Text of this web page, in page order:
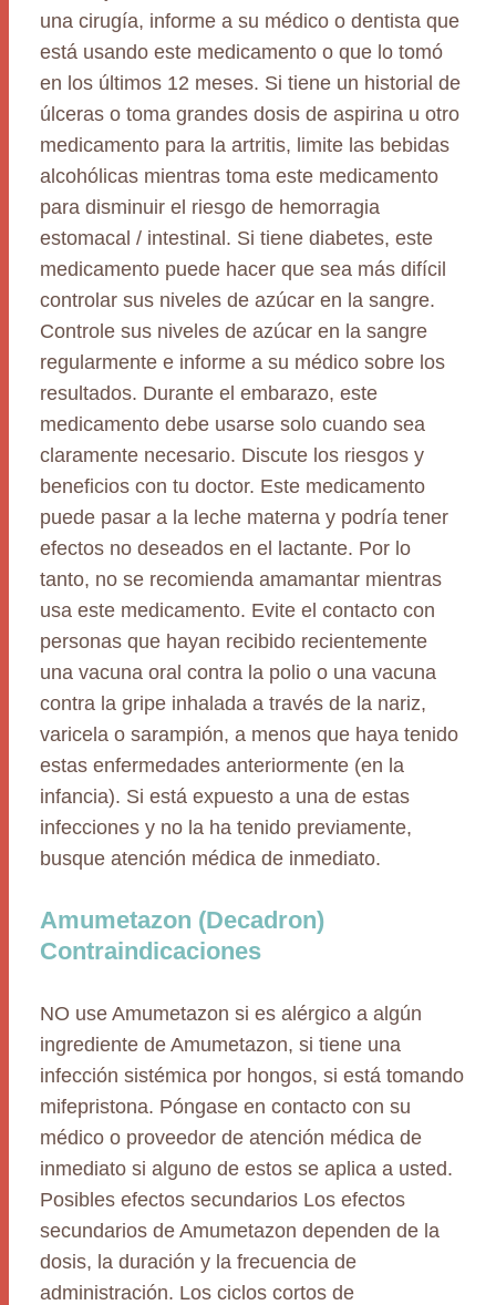
una cirugía, informe a su médico o dentista que
está usando este medicamento o que lo tomó
en los últimos 12 meses. Si tiene un historial de
úlceras o toma grandes dosis de aspirina u otro
medicamento para la artritis, limite las bebidas
alcohólicas mientras toma este medicamento
para disminuir el riesgo de hemorragia
estomacal / intestinal. Si tiene diabetes, este
medicamento puede hacer que sea más difícil
controlar sus niveles de azúcar en la sangre.
Controle sus niveles de azúcar en la sangre
regularmente e informe a su médico sobre los
resultados. Durante el embarazo, este
medicamento debe usarse solo cuando sea
claramente necesario. Discute los riesgos y
beneficios con tu doctor. Este medicamento
puede pasar a la leche materna y podría tener
efectos no deseados en el lactante. Por lo
tanto, no se recomienda amamantar mientras
usa este medicamento. Evite el contacto con
personas que hayan recibido recientemente
una vacuna oral contra la polio o una vacuna
contra la gripe inhalada a través de la nariz,
varicela o sarampión, a menos que haya tenido
estas enfermedades anteriormente (en la
infancia). Si está expuesto a una de estas
infecciones y no la ha tenido previamente,
busque atención médica de inmediato.
Amumetazon (Decadron)
Contraindicaciones
NO use Amumetazon si es alérgico a algún
ingrediente de Amumetazon, si tiene una
infección sistémica por hongos, si está tomando
mifepristona. Póngase en contacto con su
médico o proveedor de atención médica de
inmediato si alguno de estos se aplica a usted.
Posibles efectos secundarios Los efectos
secundarios de Amumetazon dependen de la
dosis, la duración y la frecuencia de
administración. Los ciclos cortos de